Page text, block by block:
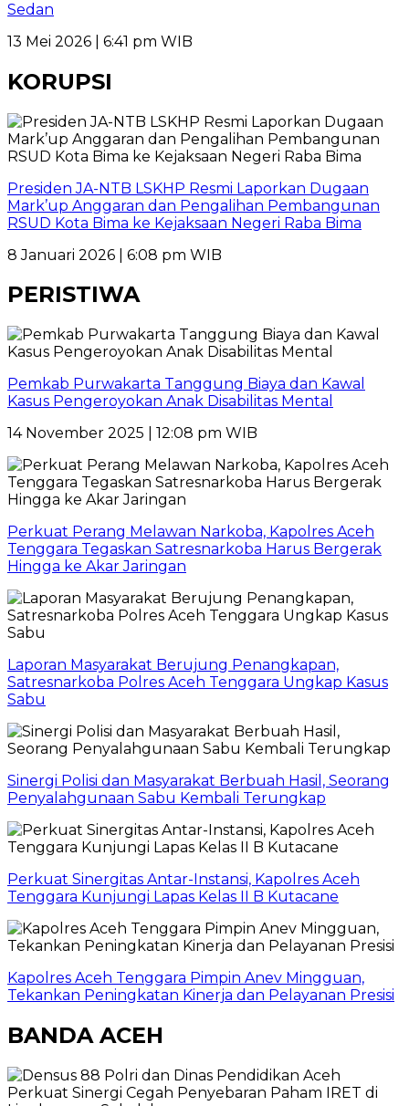
Sedan
13 Mei 2026 | 6:41 pm WIB
KORUPSI
Presiden JA-NTB LSKHP Resmi Laporkan Dugaan
Mark’up Anggaran dan Pengalihan Pembangunan
RSUD Kota Bima ke Kejaksaan Negeri Raba Bima
8 Januari 2026 | 6:08 pm WIB
PERISTIWA
Pemkab Purwakarta Tanggung Biaya dan Kawal
Kasus Pengeroyokan Anak Disabilitas Mental
14 November 2025 | 12:08 pm WIB
Perkuat Perang Melawan Narkoba, Kapolres Aceh
Tenggara Tegaskan Satresnarkoba Harus Bergerak
Hingga ke Akar Jaringan
Laporan Masyarakat Berujung Penangkapan,
Satresnarkoba Polres Aceh Tenggara Ungkap Kasus
Sabu
Sinergi Polisi dan Masyarakat Berbuah Hasil, Seorang
Penyalahgunaan Sabu Kembali Terungkap
Perkuat Sinergitas Antar-Instansi, Kapolres Aceh
Tenggara Kunjungi Lapas Kelas II B Kutacane
Kapolres Aceh Tenggara Pimpin Anev Mingguan,
Tekankan Peningkatan Kinerja dan Pelayanan Presisi
BANDA ACEH